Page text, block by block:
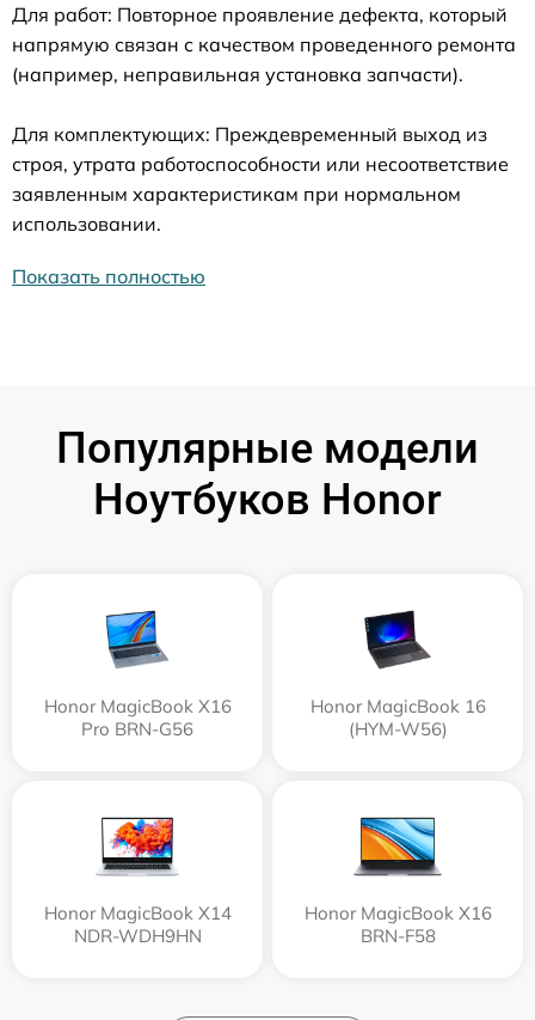
Для работ: Повторное проявление дефекта, который
напрямую связан с качеством проведенного ремонта
(например, неправильная установка запчасти).
Для комплектующих: Преждевременный выход из
строя, утрата работоспособности или несоответствие
заявленным характеристикам при нормальном
использовании.
Показать полностью
Популярные модели
Ноутбуков Honor
Honor MagicBook X16
Pro BRN-G56
Honor MagicBook 16
(HYM-W56)
Honor MagicBook X14
NDR-WDH9HN
Honor MagicBook X16
BRN-F58